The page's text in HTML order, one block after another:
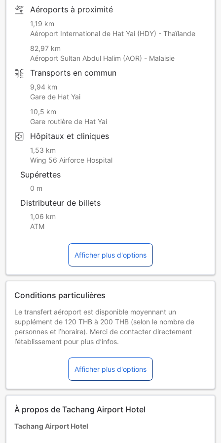
Aéroports à proximité
1,19 km
Aéroport International de Hat Yai (HDY) - Thaïlande
82,97 km
Aéroport Sultan Abdul Halim (AOR) - Malaisie
Transports en commun
9,94 km
Gare de Hat Yai
10,5 km
Gare routière de Hat Yai
Hôpitaux et cliniques
1,53 km
Wing 56 Airforce Hospital
Supérettes
0 m
Distributeur de billets
1,06 km
ATM
Afficher plus d'options
Conditions particulières
Le transfert aéroport est disponible moyennant un
supplément de 120 THB à 200 THB (selon le nombre de
personnes et l’horaire). Merci de contacter directement
l’établissement pour plus d’infos.
Jeunes enfants de 0 à 2 an(s) [inclus]
Séjour gratuit en utilisant la literie existante. Veuillez noter
qu'un lit pour bébé peut entraîner des frais additionnels et
sa disponibilité n'est pas assurée.
Séjour gratuit en utilisant la literie existante.
adultes.
Afficher plus d'options
À propos de Tachang Airport Hotel
Tachang Airport Hotel